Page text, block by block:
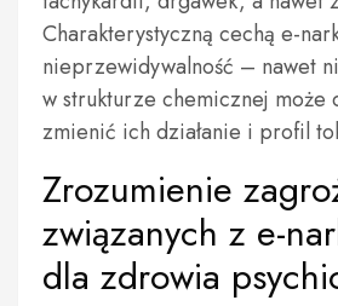
Charakterystyczną cechą e-
nieprzewidywalność – nawet
w strukturze chemicznej może
zmienić ich działanie i profil
Zrozumienie
związanych z e-
dla zdrowia